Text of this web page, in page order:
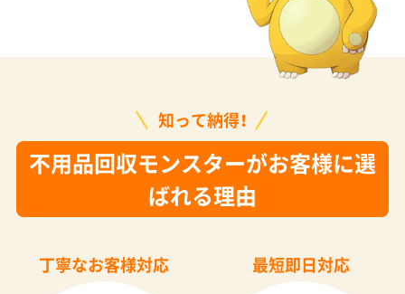
知って納得！
不用品回収モンスターがお客様に選
ばれる理由
丁寧なお客様対応 最短即日対応